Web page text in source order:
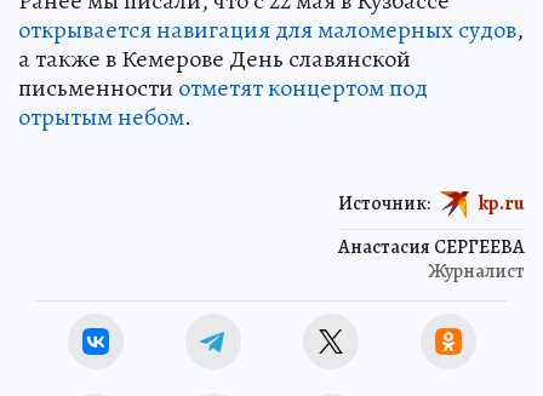
открывается навигация для маломерных судов,
а также в Кемерове День славянской
письменности отметят концертом под
отрытым небом.
Анастасия СЕРГЕЕВА
Журналист
Источник: kp.ru